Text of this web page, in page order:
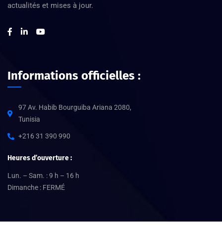
actualités et mises à jour.
Informations officielles :
97 Av. Habib Bourguiba Ariana 2080,
Tunisia
+216 31 390 990
Heures d’ouverture :
Lun. – Sam. : 9 h – 16 h
Dimanche : FERMÉ